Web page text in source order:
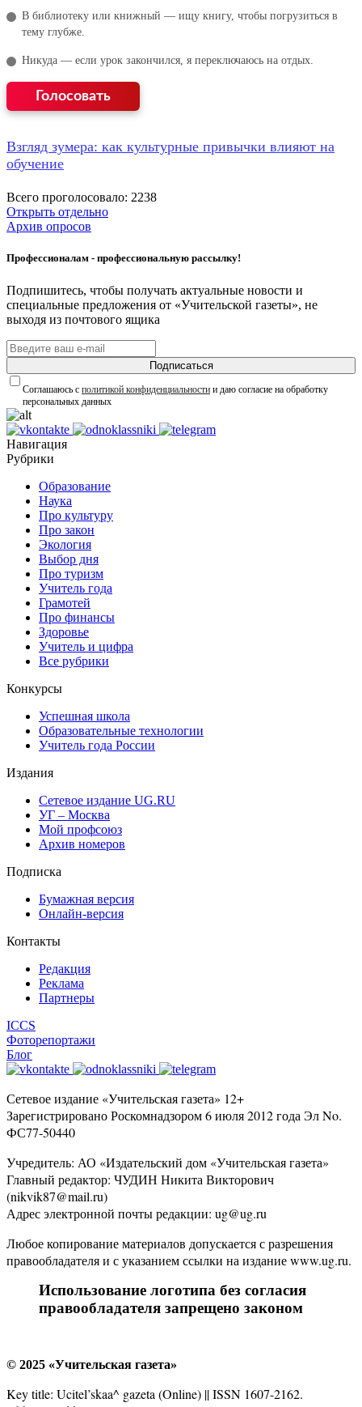
В библиотеку или книжный — ищу книгу, чтобы погрузиться в
тему глубже.
Никуда — если урок закончился, я переключаюсь на отдых.
Взгляд зумера: как культурные привычки влияют на
обучение
Всего проголосовало: 2238
Открыть отдельно
Архив опросов
Профессионалам - профессиональную рассылку!
Подпишитесь, чтобы получать актуальные новости и
специальные предложения от «Учительской газеты», не
выходя из почтового ящика
Подписаться
Соглашаюсь с политикой конфиденциальности и даю согласие на обработку
персональных данных
Навигация
Рубрики
Образование
Наука
Про культуру
Про закон
Экология
Выбор дня
Про туризм
Учитель года
Грамотей
Про финансы
Здоровье
Учитель и цифра
Все рубрики
Конкурсы
Успешная школа
Образовательные технологии
Учитель года России
Издания
Сетевое издание UG.RU
УГ – Москва
Мой профсоюз
Архив номеров
Подписка
Бумажная версия
Онлайн-версия
Контакты
Редакция
Реклама
Партнеры
ICCS
Фоторепортажи
Блог
Сетевое издание «Учительская газета» 12+
Зарегистрировано Роскомнадзором 6 июля 2012 года Эл No.
ФС77-50440
Учредитель: АО «Издательский дом «Учительская газета»
Главный редактор: ЧУДИН Никита Викторович
(nikvik87@mail.ru)
Адрес электронной почты редакции: ug@ug.ru
Любое копирование материалов допускается с разрешения
правообладателя и с указанием ссылки на издание www.ug.ru.
Использование логотипа без согласия
правообладателя запрещено законом
© 2025 «Учительская газета»
Key title: Ucitel’skaa^ gazeta (Online) || ISSN 1607-2162.